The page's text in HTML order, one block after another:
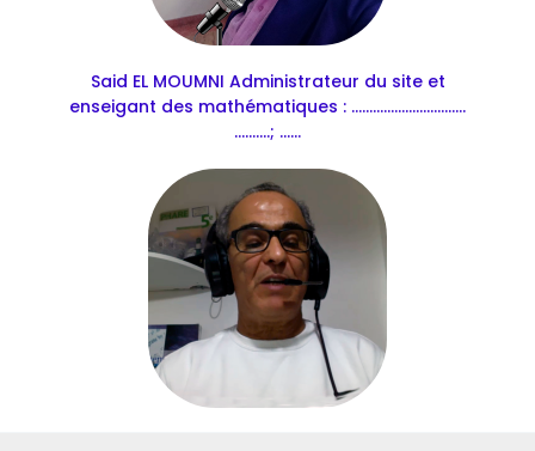
Said EL MOUMNI Administrateur du site et
enseigant des mathématiques : ................................
..........; ......